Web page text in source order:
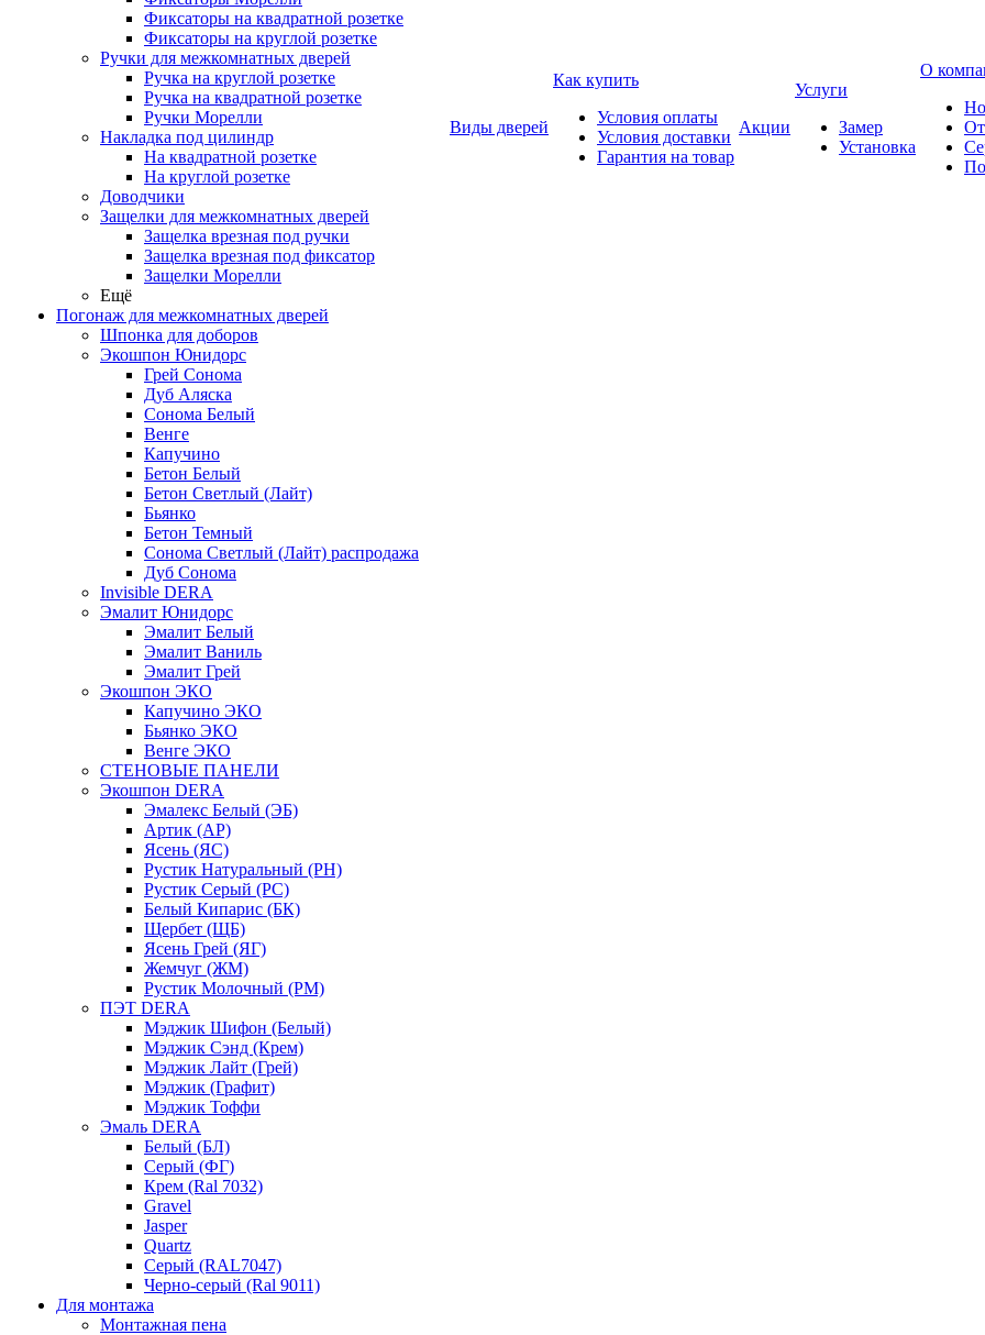
Фиксаторы на квадратной розетке
Фиксаторы на круглой розетке
Ручки для межкомнатных дверей
Ручка на круглой розетке
Ручка на квадратной розетке
Ручки Морелли
Накладка под цилиндр
На квадратной розетке
На круглой розетке
Доводчики
Защелки для межкомнатных дверей
Защелка врезная под ручки
Защелка врезная под фиксатор
Защелки Морелли
Ещё
Погонаж для межкомнатных дверей
Шпонка для доборов
Экошпон Юнидорс
Грей Сонома
Дуб Аляска
Сонома Белый
Венге
Капучино
Бетон Белый
Бетон Светлый (Лайт)
Бьянко
Бетон Темный
Сонома Светлый (Лайт) распродажа
Дуб Сонома
Invisible DERA
Эмалит Юнидорс
Эмалит Белый
Эмалит Ваниль
Эмалит Грей
Экошпон ЭКО
Капучино ЭКО
Бьянко ЭКО
Венге ЭКО
СТЕНОВЫЕ ПАНЕЛИ
Экошпон DERA
Эмалекс Белый (ЭБ)
Артик (АР)
Ясень (ЯС)
Рустик Натуральный (РН)
Рустик Серый (РС)
Белый Кипарис (БК)
Щербет (ЩБ)
Ясень Грей (ЯГ)
Жемчуг (ЖМ)
Рустик Молочный (РМ)
ПЭТ DERA
Мэджик Шифон (Белый)
Мэджик Сэнд (Крем)
Мэджик Лайт (Грей)
Мэджик (Графит)
Мэджик Тоффи
Эмаль DERA
Белый (БЛ)
Серый (ФГ)
Крем (Ral 7032)
Gravel
Jasper
Quartz
Серый (RAL7047)
Черно-серый (Ral 9011)
Для монтажа
Монтажная пена
Виды дверей
Как купить
Условия оплаты
Условия доставки
Гарантия на товар
Акции
Услуги
Замер
Установка
О